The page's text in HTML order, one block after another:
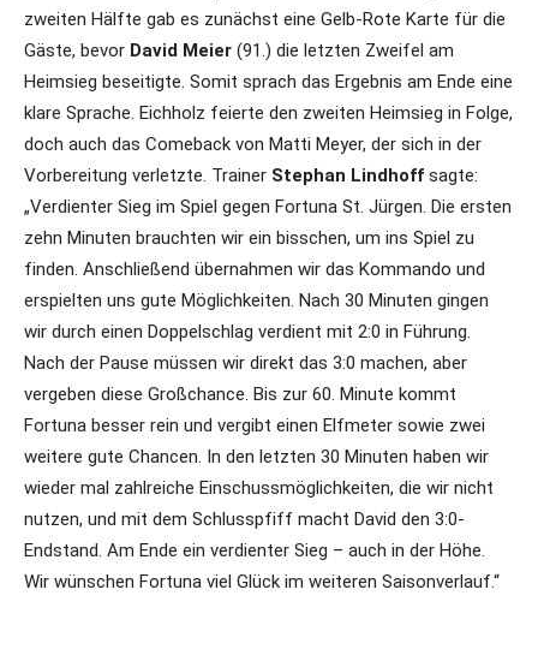
zweiten Hälfte gab es zunächst eine Gelb-Rote Karte für die
Gäste, bevor David Meier (91.) die letzten Zweifel am
Heimsieg beseitigte. Somit sprach das Ergebnis am Ende eine
klare Sprache. Eichholz feierte den zweiten Heimsieg in Folge,
doch auch das Comeback von Matti Meyer, der sich in der
Vorbereitung verletzte. Trainer Stephan Lindhoff sagte:
„Verdienter Sieg im Spiel gegen Fortuna St. Jürgen. Die ersten
zehn Minuten brauchten wir ein bisschen, um ins Spiel zu
finden. Anschließend übernahmen wir das Kommando und
erspielten uns gute Möglichkeiten. Nach 30 Minuten gingen
wir durch einen Doppelschlag verdient mit 2:0 in Führung.
Nach der Pause müssen wir direkt das 3:0 machen, aber
vergeben diese Großchance. Bis zur 60. Minute kommt
Fortuna besser rein und vergibt einen Elfmeter sowie zwei
weitere gute Chancen. In den letzten 30 Minuten haben wir
wieder mal zahlreiche Einschussmöglichkeiten, die wir nicht
nutzen, und mit dem Schlusspfiff macht David den 3:0-
Endstand. Am Ende ein verdienter Sieg – auch in der Höhe.
Wir wünschen Fortuna viel Glück im weiteren Saisonverlauf.“